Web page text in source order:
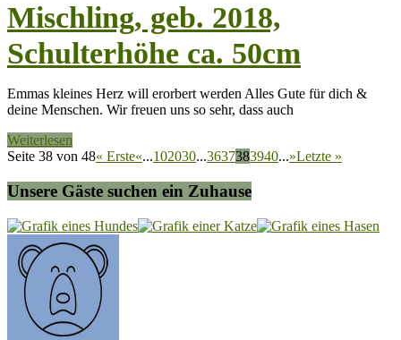
Mischling, geb. 2018,
Schulterhöhe ca. 50cm
Emmas kleines Herz will erorbert werden Alles Gute für dich &
deine Menschen. Wir freuen uns so sehr, dass auch
Weiterlesen
Seite 38 von 48« Erste«...102030...3637383940...»Letzte »
Unsere Gäste suchen ein Zuhause